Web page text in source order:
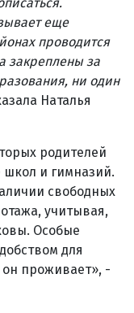
еще
проводится
закреплены за
ни один
Наталья
родителей
школ и гимназий.
свободных
учитывая,
Особые
для
он проживает», -